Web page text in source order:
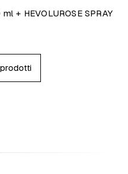
+ HEVOLUROSE SPRAY